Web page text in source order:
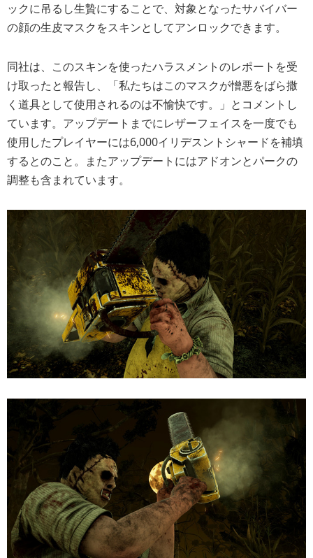
ックに吊るし生贄にすることで、対象となったサバイバー
の顔の生皮マスクをスキンとしてアンロックできます。
同社は、このスキンを使ったハラスメントのレポートを受
け取ったと報告し、「私たちはこのマスクが憎悪をばら撒
く道具として使用されるのは不愉快です。」とコメントし
ています。アップデートまでにレザーフェイスを一度でも
使用したプレイヤーには6,000イリデスントシャードを補填
するとのこと。またアップデートにはアドオンとパークの
調整も含まれています。